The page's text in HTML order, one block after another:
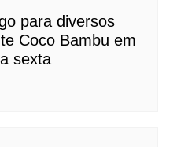
para diversos
Coco Bambu em
sexta